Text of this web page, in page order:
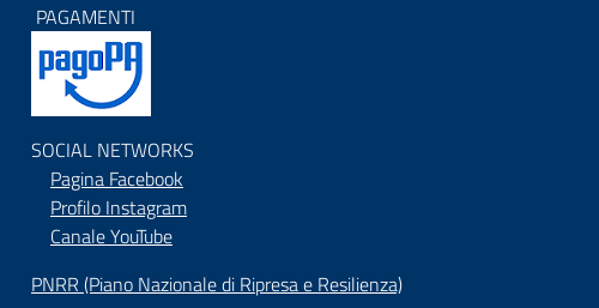
PAGAMENTI
SOCIAL NETWORKS
Pagina Facebook
Profilo Instagram
Canale YouTube
PNRR (Piano Nazionale di Ripresa e Resilienza)